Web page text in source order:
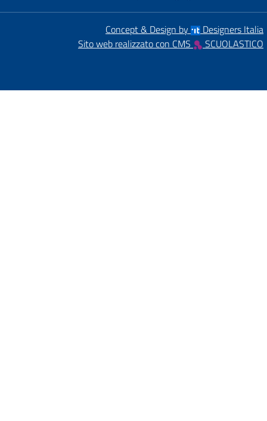
Concept & Design by
Designers Italia
Sito web realizzato con CMS
SCUOLASTICO